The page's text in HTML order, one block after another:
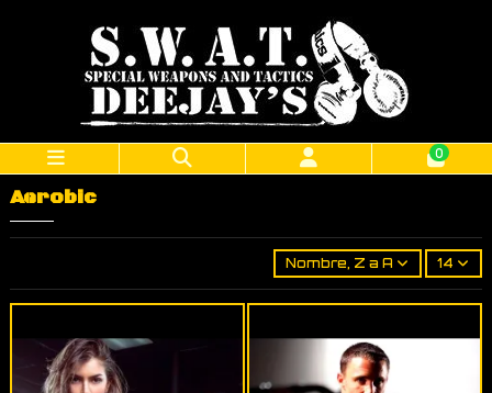
0
Aerobic
Nombre, Z a A 14